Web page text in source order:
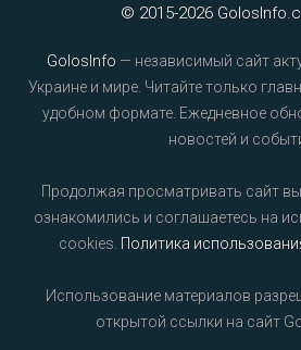
© 2015-2026
GolosInfo — независимый сайт
Украине и мире. Читайте только
удобном формате. Ежедневное
новостей и
Продолжая просматривать сайт
ознакомились и соглашаетесь на
cookies. Политика
Использование материалов
открытой ссылки на сайт